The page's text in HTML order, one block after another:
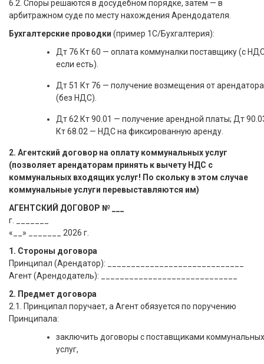
6.2. Споры решаются в досудебном порядке, затем — в
арбитражном суде по месту нахождения Арендодателя.
Бухгалтерские проводки (пример 1С/Бухгалтерия):
Дт 76 Кт 60 — оплата коммуналки поставщику (с
если есть).
Дт 51 Кт 76 — получение возмещения от арендатора
(без НДС).
Дт 62 Кт 90.01 — получение арендной платы; Дт
Кт 68.02 — НДС на фиксированную аренду.
2. Агентский договор на оплату коммунальных услуг
(позволяет арендаторам принять к вычету НДС с
коммунальных входящих услуг! По скольку в этом случае
коммунальные услуги перевыставляются им)
АГЕНТСКИЙ ДОГОВОР № ___
г. _______
«__» _______ 2026 г.
1. Стороны договора
Принципал (Арендатор): _____________________________
Агент (Арендодатель): _____________________________
2. Предмет договора
2.1. Принципал поручает, а Агент обязуется по поручению
Принципала:
заключить договоры с поставщиками коммунальных
услуг,